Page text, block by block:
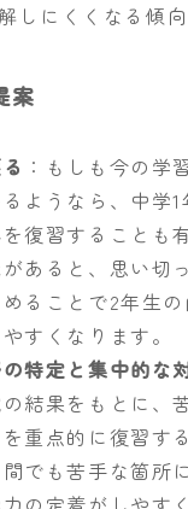
しにくくなる傾向
案
：もしも今の学
ようなら、中学
復習することも
あると、思い切
ることで2年生
すくなります。
特定と集中的な
の結果をもとに、
重点的に復習す
でも苦手な箇所